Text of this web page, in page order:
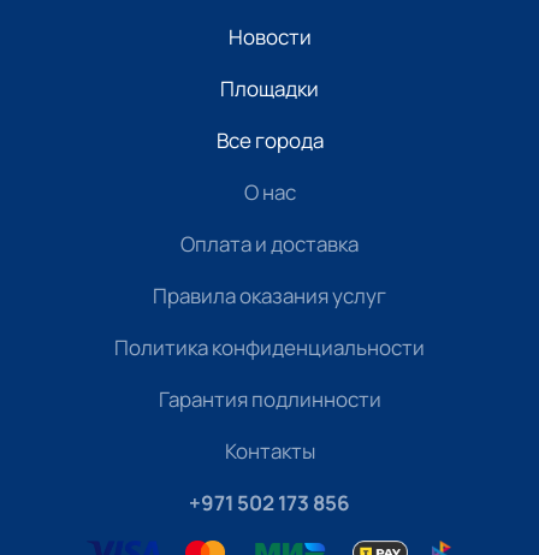
Новости
Площадки
Все города
О нас
Оплата и доставка
Правила оказания услуг
Политика конфиденциальности
Гарантия подлинности
Контакты
+971 502 173 856